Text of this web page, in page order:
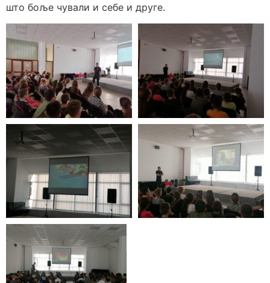
што боље чували и себе и друге.